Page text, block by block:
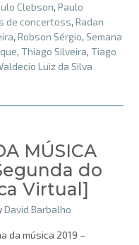
Clebson, Paulo
de concertoss, Radan
, Robson Sérgio, Semana
, Thiago Silveira, Tiago
Luiz da Silva
MÚSICA
do
Virtual]
David Barbalho
da música 2019 –